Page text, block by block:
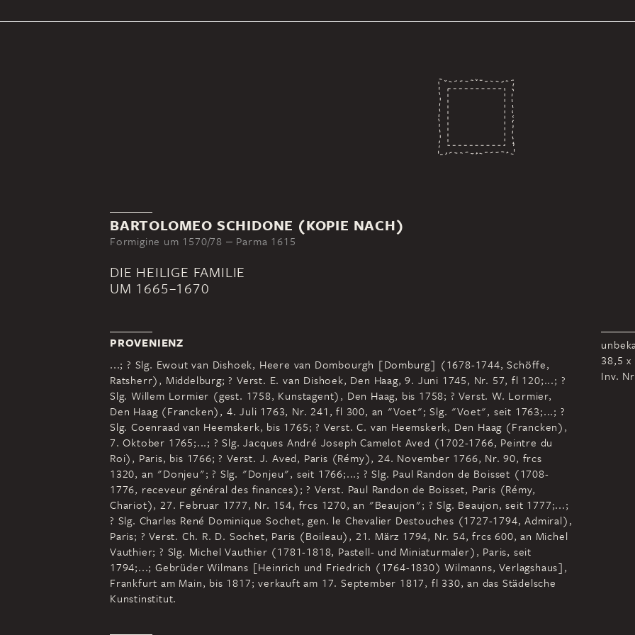
BARTOLOMEO SCHIDONE (KOPIE NACH)
Formigine um 1570/78 ‒ Parma 1615
DIE HEILIGE FAMILIE
UM 1665–1670
PROVENIENZ
...; ? Slg. Ewout van Dishoek, Heere van Dombourgh [Domburg] (1678-1744, Schöffe,
Ratsherr), Middelburg; ? Verst. E. van Dishoek, Den Haag, 9. Juni 1745, Nr. 57, fl 120;...; ?
Slg. Willem Lormier (gest. 1758, Kunstagent), Den Haag, bis 1758; ? Verst. W. Lormier,
Den Haag (Francken), 4. Juli 1763, Nr. 241, fl 300, an "Voet"; Slg. "Voet", seit 1763;...; ?
Slg. Coenraad van Heemskerk, bis 1765; ? Verst. C. van Heemskerk, Den Haag (Francken),
7. Oktober 1765;...; ? Slg. Jacques André Joseph Camelot Aved (1702-1766, Peintre du
Roi), Paris, bis 1766; ? Verst. J. Aved, Paris (Rémy), 24. November 1766, Nr. 90, frcs
1320, an "Donjeu"; ? Slg. "Donjeu", seit 1766;...; ? Slg. Paul Randon de Boisset (1708-
1776, receveur général des finances); ? Verst. Paul Randon de Boisset, Paris (Rémy,
Chariot), 27. Februar 1777, Nr. 154, frcs 1270, an "Beaujon"; ? Slg. Beaujon, seit 1777;...;
? Slg. Charles René Dominique Sochet, gen. le Chevalier Destouches (1727-1794, Admiral),
Paris; ? Verst. Ch. R. D. Sochet, Paris (Boileau), 21. März 1794, Nr. 54, frcs 600, an Michel
Vauthier; ? Slg. Michel Vauthier (1781-1818, Pastell- und Miniaturmaler), Paris, seit
1794;...; Gebrüder Wilmans [Heinrich und Friedrich (1764-1830) Wilmanns, Verlagshaus],
Frankfurt am Main, bis 1817; verkauft am 17. September 1817, fl 330, an das Städelsche
Kunstinstitut.
38,5 x
Inv.